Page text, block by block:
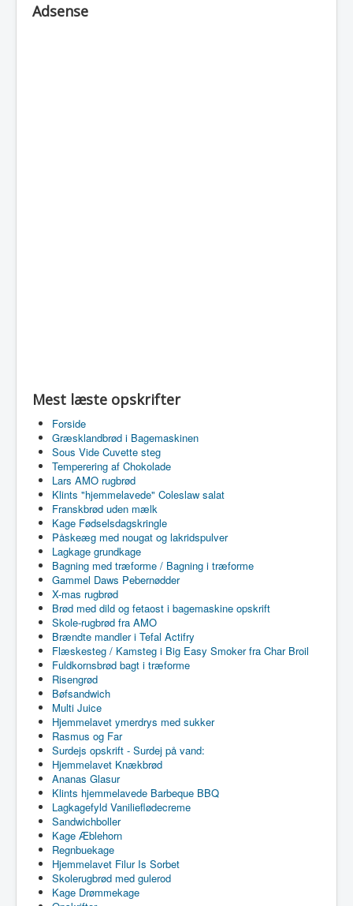
Adsense
Mest læste opskrifter
Forside
Græsklandbrød i Bagemaskinen
Sous Vide Cuvette steg
Temperering af Chokolade
Lars AMO rugbrød
Klints "hjemmelavede" Coleslaw salat
Franskbrød uden mælk
Kage Fødselsdagskringle
Påskeæg med nougat og lakridspulver
Lagkage grundkage
Bagning med træforme / Bagning i træforme
Gammel Daws Pebernødder
X-mas rugbrød
Brød med dild og fetaost i bagemaskine opskrift
Skole-rugbrød fra AMO
Brændte mandler i Tefal Actifry
Flæskesteg / Kamsteg i Big Easy Smoker fra Char Broil
Fuldkornsbrød bagt i træforme
Risengrød
Bøfsandwich
Multi Juice
Hjemmelavet ymerdrys med sukker
Rasmus og Far
Surdejs opskrift - Surdej på vand:
Hjemmelavet Knækbrød
Ananas Glasur
Klints hjemmelavede Barbeque BBQ
Lagkagefyld Vanilieflødecreme
Sandwichboller
Kage Æblehorn
Regnbuekage
Hjemmelavet Filur Is Sorbet
Skolerugbrød med gulerod
Kage Drømmekage